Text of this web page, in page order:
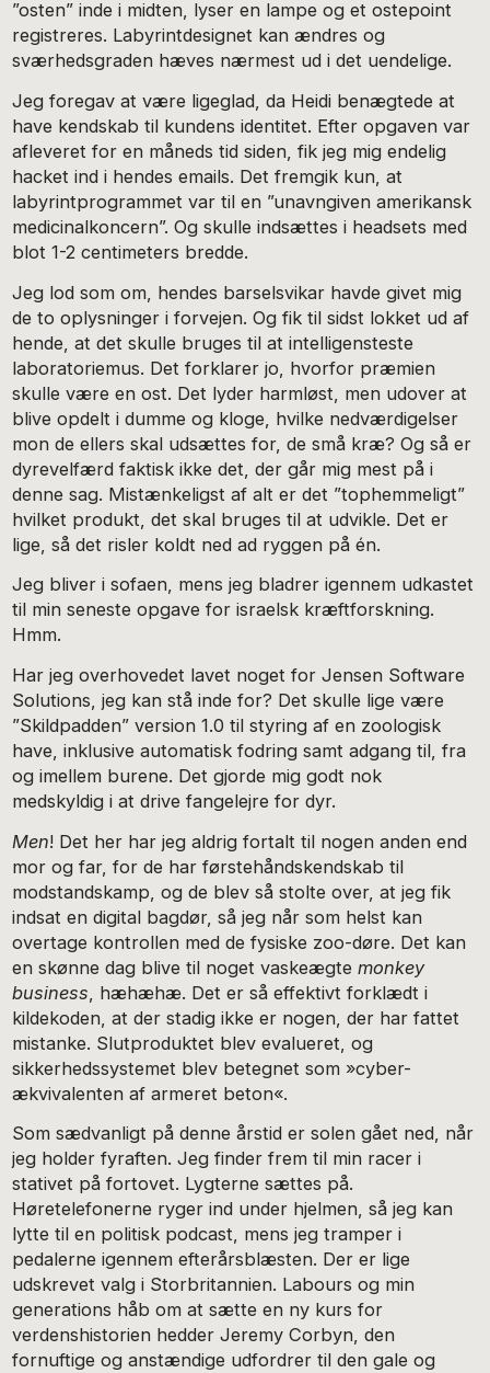
”osten” inde i midten, lyser en lampe og et ostepoint
registreres. Labyrintdesignet kan æn­dres og
sværhedsgraden hæves nærmest ud i det uendelige.
Jeg foregav at være ligeglad, da Heidi benægtede at
have kendskab til kundens identitet. Efter opgaven var
afleveret for en måneds tid siden, fik jeg mig endelig
hacket ind i hen­des emails. Det fremgik kun, at
labyrintprogrammet var til en ”unavngiven amerikansk
medicinalkoncern”. Og skulle indsættes i headsets med
blot 1-2 centimeters bredde.
Jeg lod som om, hendes barselsvikar havde givet mig
de to op­lysninger i forvejen. Og fik til sidst lokket ud af
hende, at det skulle bruges til at intelligensteste
laboratoriemus. Det forklarer jo, hvorfor præmien
skulle være en ost. Det lyder harmløst, men udover at
blive opdelt i dumme og kloge, hvilke nedværdigelser
mon de ellers skal udsættes for, de små kræ? Og så er
dyrevelfærd faktisk ikke det, der går mig mest på i
denne sag. Mistænkeligst af alt er det ”tophemme­ligt”
hvilket produkt, det skal bruges til at udvikle. Det er
lige, så det risler koldt ned ad ryggen på én.
Jeg bliver i sofaen, mens jeg bladrer igennem udkastet
til min seneste opgave for israelsk kræftforskning.
Hmm.
Har jeg overhovedet lavet noget for Jensen Software
So­lutions, jeg kan stå inde for? Det skulle lige være
”Skildpad­den” version 1.0 til styring af en zoologisk
have, inklusive automatisk fodring samt adgang til, fra
og imellem burene. Det gjorde mig godt nok
medskyldig i at drive fangelejre for dyr.
Men! Det her har jeg aldrig fortalt til nogen anden end
mor og far, for de har førstehåndskendskab til
modstands­kamp, og de blev så stolte over, at jeg fik
indsat en digital bagdør, så jeg når som helst kan
overtage kontrollen med de fysiske zoo-døre. Det kan
en skønne dag blive til noget vaskeægtemonkey
business , hæhæhæ. Det er så effektivt for­klædt i
kildekoden, at der stadig ikke er nogen, der har fattet
mistanke. Slutproduktet blev evalueret, og
sikkerhedssyste­met blev betegnet som »cyber-
ækvivalenten af armeret be­ton«.
Som sædvanligt på denne årstid er solen gået ned, når
jeg holder fyraften. Jeg finder frem til min racer i
stativet på fortovet. Lygterne sættes på.
Høretelefonerne ryger ind under hjelmen, så jeg kan
lytte til en politisk podcast, mens jeg tramper i
pedalerne igennem efterårsblæsten. Der er lige
udskrevet valg i Storbritannien. Labours og min
generations håb om at sætte en ny kurs for
verdenshistorien hedder Jere­my Corbyn, den
fornuftige og anstændige udfordrer til den gale og